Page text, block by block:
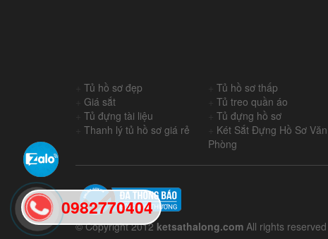
Tủ hồ sơ đẹp +Tủ hồ sơ thấp
Giá sắt +Tủ treo quần áo
Tủ đựng tài liệu +Tủ đựng hồ sơ
Thanh lý tủ hồ sơ giá rẻ
Két Sắt Đựng Hồ Sơ Văn
Phòng
© Copyright 2012 ketsathalong.com All rights reserved
0982770404